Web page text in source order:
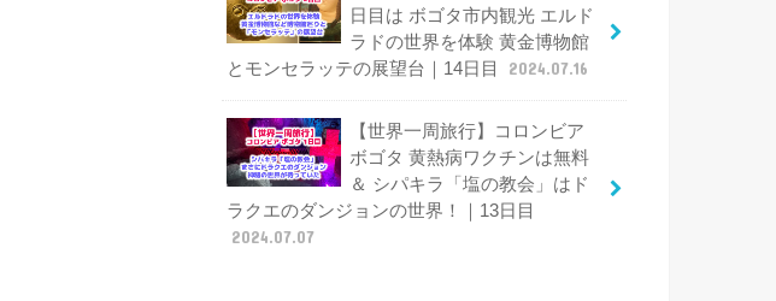
日目は ボゴタ市内観光 エルド
ラドの世界を体験 黄金博物館
とモンセラッテの展望台｜14日目
2024.07.16
【世界一周旅行】コロンビア
ボゴタ 黄熱病ワクチンは無料
＆ シパキラ「塩の教会」はド
ラクエのダンジョンの世界！｜13日目
2024.07.07